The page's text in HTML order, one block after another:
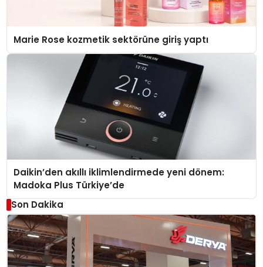
Marie Rose kozmetik sektörüne giriş yaptı
Daikin’den akıllı iklimlendirmede yeni dönem:
Madoka Plus Türkiye’de
Son Dakika